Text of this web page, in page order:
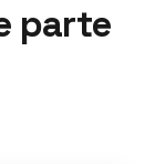
parte